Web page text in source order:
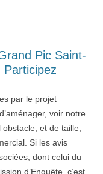
Pic Saint-
par le projet
voir notre
et de taille,
Si les avis
dont celui du
d’Enquête, c’est